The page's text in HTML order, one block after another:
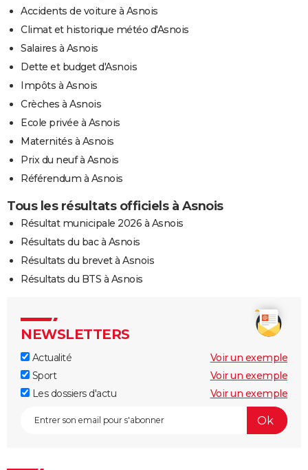
Accidents de voiture à Asnois
Climat et historique météo d'Asnois
Salaires à Asnois
Dette et budget d'Asnois
Impôts à Asnois
Crèches à Asnois
Ecole privée à Asnois
Maternités à Asnois
Prix du neuf à Asnois
Référendum à Asnois
Tous les résultats officiels à Asnois
Résultat municipale 2026 à Asnois
Résultats du bac à Asnois
Résultats du brevet à Asnois
Résultats du BTS à Asnois
NEWSLETTERS
Actualité
Voir un exemple
Sport
Voir un exemple
Les dossiers d'actu
Voir un exemple